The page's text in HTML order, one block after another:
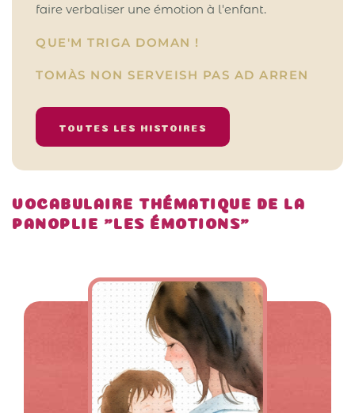
faire verbaliser une émotion à l'enfant.
QUE'M TRIGA DOMAN !
TOMÀS NON SERVEISH PAS AD ARREN
TOUTES LES HISTOIRES
VOCABULAIRE THÉMATIQUE DE LA
PANOPLIE "LES ÉMOTIONS"